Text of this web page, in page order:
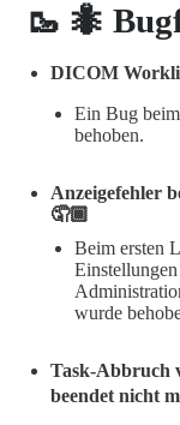
🥾 🐜
DICOM
Ein Bug
behoben.
Anzeigefehler
🤦🏾
Beim ersten
wurde
Task-Abbruch
beendet nicht